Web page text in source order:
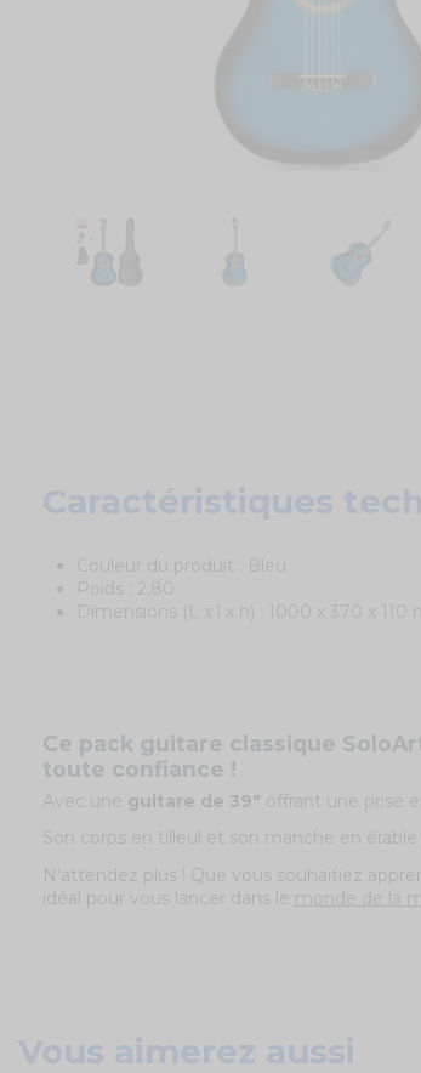
Ce pack guitare classique
toute confiance !
Avec une guitare de 39" offrant une prise
Son corps en tilleul et son manche en
N'attendez plus ! Que vous souhaitiez
idéal pour vous lancer dans le monde de la
Caractéristiques
Couleur du produit : Bleu
Poids
: 2,80
Dimensions (L x l x h) : 1000 x 370 x 110
Vous aimerez aussi